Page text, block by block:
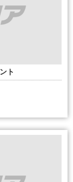
ト